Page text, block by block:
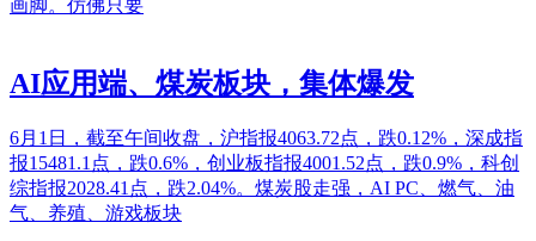
画脚。仿佛只要
AI应用端、煤炭板块，集体爆发
6月1日，截至午间收盘，沪指报4063.72点，跌0.12%，深成指
报15481.1点，跌0.6%，创业板指报4001.52点，跌0.9%，科创
综指报2028.41点，跌2.04%。煤炭股走强，AI PC、燃气、油
气、养殖、游戏板块